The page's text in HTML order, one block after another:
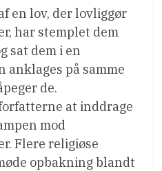
en lov, der lovliggør
har stemplet dem
sat dem i en
anklages på samme
de.
at inddrage
mod
Flere religiøse
opbakning blandt